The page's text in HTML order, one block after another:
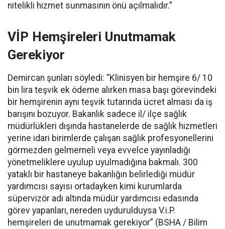
nitelikli hizmet sunmasının önü açılmalıdır.”
VİP Hemşireleri Unutmamak
Gerekiyor
Demircan şunları söyledi: “Klinisyen bir hemşire 6/ 10
bin lira teşvik ek ödeme alırken masa başı görevindeki
bir hemşirenin aynı teşvik tutarında ücret alması da iş
barışını bozuyor. Bakanlık sadece il/ ilçe sağlık
müdürlükleri dışında hastanelerde de sağlık hizmetleri
yerine idari birimlerde çalışan sağlık profesyonellerini
görmezden gelmemeli veya evvelce yayınladığı
yönetmeliklere uyulup uyulmadığına bakmalı. 300
yataklı bir hastaneye bakanlığın belirlediği müdür
yardımcısı sayısı ortadayken kimi kurumlarda
süpervizör adı altında müdür yardımcısı edasında
görev yapanları, nereden uydurulduysa V.i.P.
hemşireleri de unutmamak gerekiyor” (BSHA / Bilim